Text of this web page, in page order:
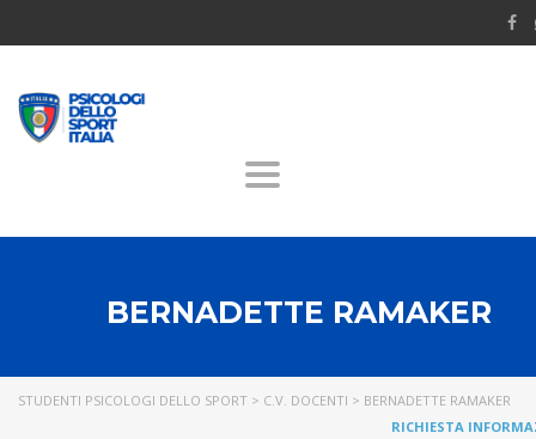
Toggle
BERNADETTE RAMAKER
STUDENTI PSICOLOGI DELLO SPORT > C.V. DOCENTI > BERNADETTE RAMAKER
RICHIESTA